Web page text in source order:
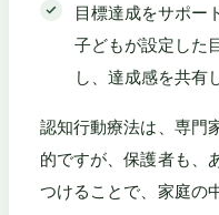
目標達成をサポー
子どもが設定した
し、達成感を共有
認知行動療法は、専門
的ですが、保護者も、
つけることで、家庭の